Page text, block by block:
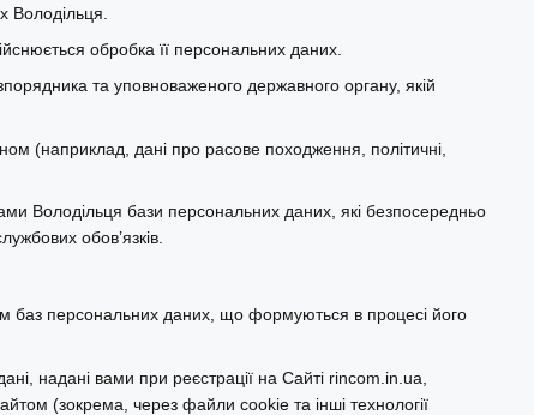
Володільця.
обробка її персональних даних.
та уповноваженого державного органу, якій
(наприклад, дані про расове походження, політичні,
Володільця бази персональних даних, які безпосередньо
обов’язків.
баз персональних даних, що формуються в процесі його
надані вами при реєстрації на Сайті rincom.in.ua,
(зокрема, через файли cookie та інші технології